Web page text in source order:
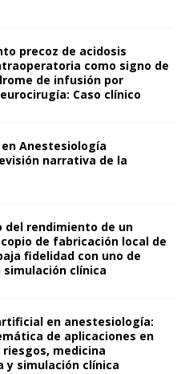
precoz de acidosis
como signo de
de infusión por
Caso clínico
Anestesiología
narrativa de la
del rendimiento de un
de fabricación local de
fidelidad con uno de
clínica
en anestesiología:
de aplicaciones en
medicina
y simulación clínica